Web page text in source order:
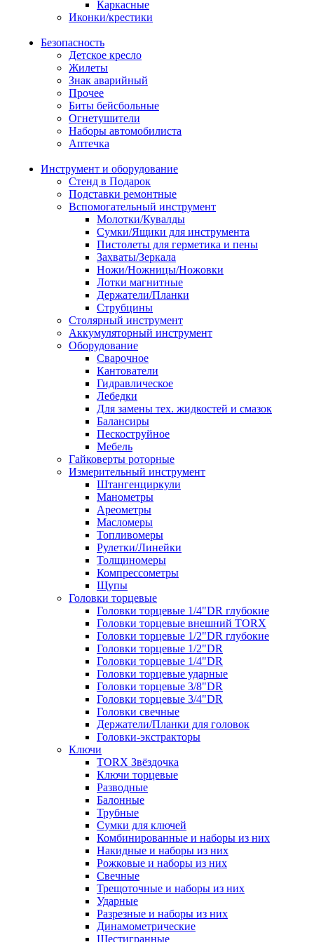
Каркасные
Иконки/крестики
Безопасность
Детское кресло
Жилеты
Знак аварийный
Прочее
Биты бейсбольные
Огнетушители
Наборы автомобилиста
Аптечка
Инструмент и оборудование
Стенд в Подарок
Подставки ремонтные
Вспомогательный инструмент
Молотки/Кувалды
Сумки/Ящики для инструмента
Пистолеты для герметика и пены
Захваты/Зеркала
Ножи/Ножницы/Ножовки
Лотки магнитные
Держатели/Планки
Струбцины
Столярный инструмент
Аккумуляторный инструмент
Оборудование
Сварочное
Кантователи
Гидравлическое
Лебедки
Для замены тех. жидкостей и смазок
Балансиры
Пескоструйное
Мебель
Гайковерты роторные
Измерительный инструмент
Штангенциркули
Манометры
Ареометры
Масломеры
Топливомеры
Рулетки/Линейки
Толщиномеры
Компрессометры
Щупы
Головки торцевые
Головки торцевые 1/4"DR глубокие
Головки торцевые внешний TORX
Головки торцевые 1/2"DR глубокие
Головки торцевые 1/2"DR
Головки торцевые 1/4"DR
Головки торцевые ударные
Головки торцевые 3/8"DR
Головки торцевые 3/4"DR
Головки свечные
Держатели/Планки для головок
Головки-экстракторы
Ключи
TORX Звёздочка
Ключи торцевые
Разводные
Балонные
Трубные
Сумки для ключей
Комбинированные и наборы из них
Накидные и наборы из них
Рожковые и наборы из них
Свечные
Трещоточные и наборы из них
Ударные
Разрезные и наборы из них
Динамометрические
Шестигранные